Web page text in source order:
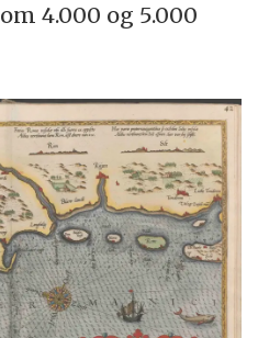
4.000 og 5.000